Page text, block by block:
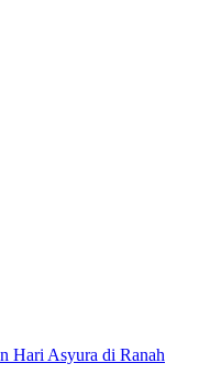
Hari Asyura di Ranah